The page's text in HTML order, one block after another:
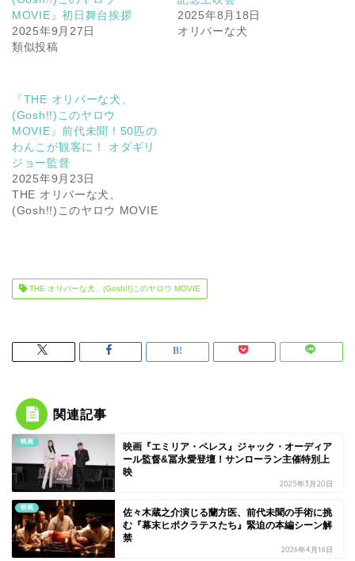
MOVIE』初日舞台挨拶
2025年9月27日
類似投稿
2025年8月18日
オリバーな犬
『THE オリバーな犬、
(Gosh!!)このヤロウ
MOVIE』前代未聞！50匹の
わんこが観客に！ オダギリ
ジョー監督
2025年9月23日
THE オリバーな犬、
(Gosh!!)このヤロウ MOVIE
THE オリバーな犬、(Gosh!!)このヤロウ MOVIE
関連記事
映画
映画『エミリア・ペレス』ジャック・オーディア
ール監督&冨永愛登壇！サンローラン主催特別上
映
2025年3月20日
映画
佐々木蔵之介演じる蘭方医、前代未聞の手術に挑
む『幕末ヒポクラテスたち』緊迫の本編シーン解
禁
2026年4月16日